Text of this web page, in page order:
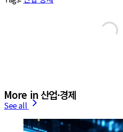
More in 산업·경제
See all